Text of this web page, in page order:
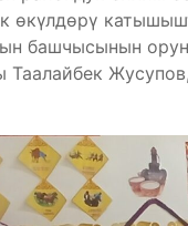
өкүлдөрү
башчысынын
Таалайбек